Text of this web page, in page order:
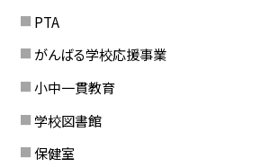
PTA
がんばる学校応援事業
小中一貫教育
学校図書館
保健室